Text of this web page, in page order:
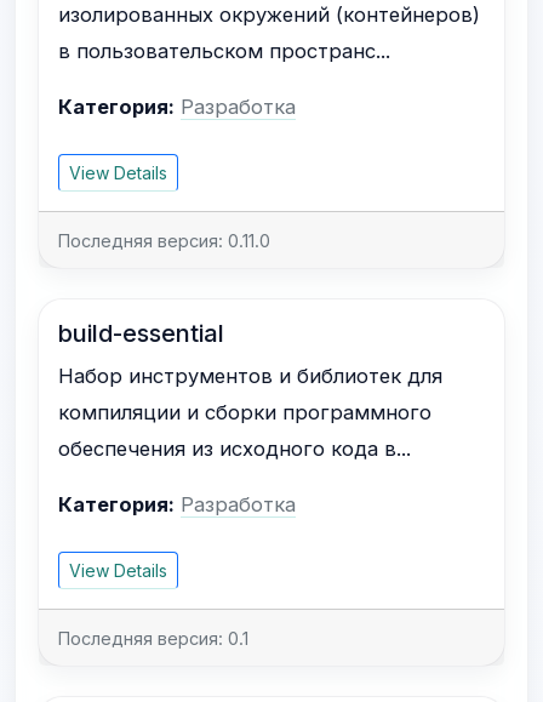
изолированных окружений (контейнеров)
в пользовательском пространс...
Категория: Разработка
View Details
Последняя версия: 0.11.0
build-essential
Набор инструментов и библиотек для
компиляции и сборки программного
обеспечения из исходного кода в...
Категория: Разработка
View Details
Последняя версия: 0.1